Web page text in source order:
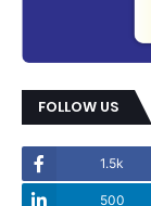
FOLLOW US
1.5k
500